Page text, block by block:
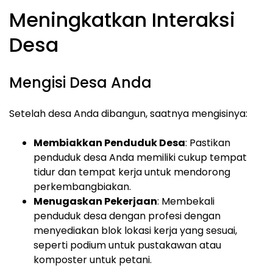
Meningkatkan Interaksi
Desa
Mengisi Desa Anda
Setelah desa Anda dibangun, saatnya mengisinya:
Membiakkan Penduduk Desa: Pastikan
penduduk desa Anda memiliki cukup tempat
tidur dan tempat kerja untuk mendorong
perkembangbiakan.
Menugaskan Pekerjaan: Membekali
penduduk desa dengan profesi dengan
menyediakan blok lokasi kerja yang sesuai,
seperti podium untuk pustakawan atau
komposter untuk petani.